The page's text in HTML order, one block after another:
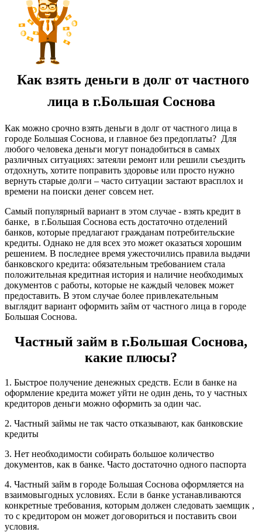
Как взять деньги в долг от частного
лица в г.Большая Соснова
Как можно срочно взять деньги в долг от частного лица в
городе Большая Соснова, и главное без предоплаты? Для
любого человека деньги могут понадобиться в самых
различных ситуациях: затеяли ремонт или решили съездить
отдохнуть, хотите поправить здоровье или просто нужно
вернуть старые долги – часто ситуации застают врасплох и
времени на поиски денег совсем нет.
Самый популярный вариант в этом случае - взять кредит в
банке, в г.Большая Соснова есть достаточно отделений
банков, которые предлагают гражданам потребительские
кредиты. Однако не для всех это может оказаться хорошим
решением. В последнее время ужесточились правила выдачи
банковского кредита: обязательным требованием стала
положительная кредитная история и наличие необходимых
документов с работы, которые не каждый человек может
предоставить. В этом случае более привлекательным
выглядит вариант оформить займ от частного лица в городе
Большая Соснова.
Частный займ в г.Большая Соснова,
какие плюсы?
1. Быстрое получение денежных средств. Если в банке на
оформление кредита может уйти не один день, то у частных
кредиторов деньги можно оформить за один час.
2. Частный займы не так часто отказывают, как банковские
кредиты
3. Нет необходимости собирать большое количество
документов, как в банке. Часто достаточно одного паспорта
4. Частный займ в городе Большая Соснова оформляется на
взаимовыгодных условиях. Если в банке устанавливаются
конкретные требования, которым должен следовать заемщик ,
то с кредитором он может договориться и поставить свои
условия.